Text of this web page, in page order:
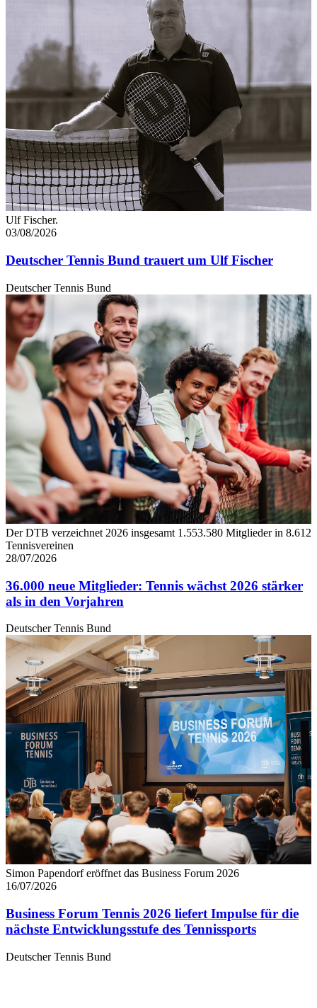
Ulf Fischer.
03/08/2026
Deutscher Tennis Bund trauert um Ulf Fischer
Deutscher Tennis Bund
Der DTB verzeichnet 2026 insgesamt 1.553.580 Mitglieder in 8.612
Tennisvereinen
28/07/2026
36.000 neue Mitglieder: Tennis wächst 2026 stärker
als in den Vorjahren
Deutscher Tennis Bund
Simon Papendorf eröffnet das Business Forum 2026
16/07/2026
Business Forum Tennis 2026 liefert Impulse für die
nächste Entwicklungsstufe des Tennissports
Deutscher Tennis Bund